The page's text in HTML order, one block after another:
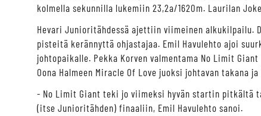
kolmella sekunnilla lukemiin 23,2a/1620m. Laurilan
Hevari Junioritähdessä ajettiin viimeinen alkukilpailu.
pisteitä kerännyttä ohjastajaa. Emil Havulehto ajoi
johtopaikalle. Pekka Korven valmentama No Limit
Oona Halmeen Miracle Of Love juoksi johtavan takana
- No Limit Giant teki jo viimeksi hyvän startin pitkältä
(itse Junioritähden) finaaliin, Emil Havulehto sanoi.